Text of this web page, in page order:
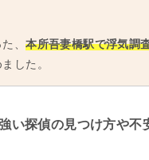
た、本所吾妻橋駅で浮気調
した。
い探偵の見つけ方や不